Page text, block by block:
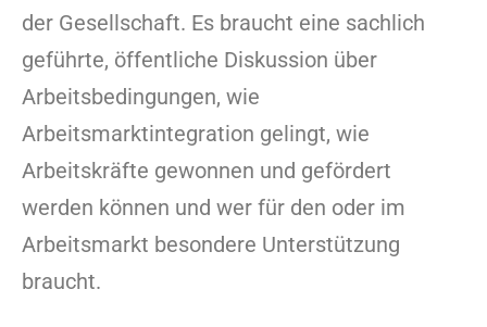
der Gesellschaft. Es braucht eine sachlich
geführte, öffentliche Diskussion über
Arbeitsbedingungen, wie
Arbeitsmarktintegration gelingt, wie
Arbeitskräfte gewonnen und gefördert
werden können und wer für den oder im
Arbeitsmarkt besondere Unterstützung
braucht.